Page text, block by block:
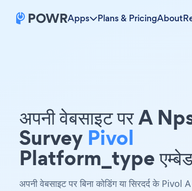
Apps Plans & PricingAbout
अपनी वेबसाइट पर A
Survey Pivol
Platform_type
अपनी वेबसाइट पर बिना कोडिंग या सिरदर्द के Pivol